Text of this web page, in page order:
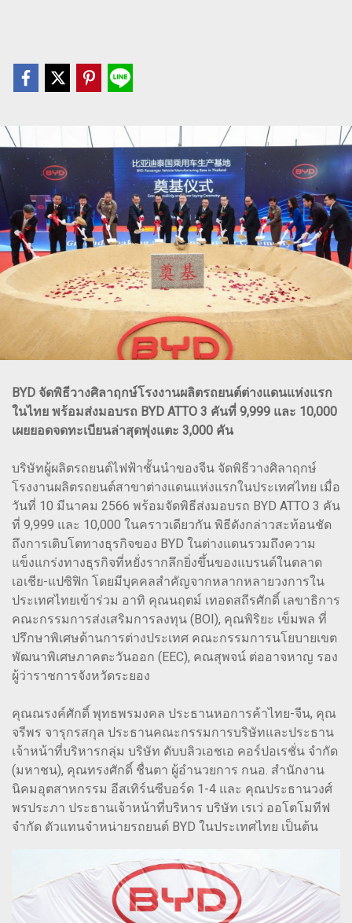
BYD จัดพิธีวางศิลาฤกษ์โรงงานผลิตรถยนต์ต่างแดนแห่งแรก
ในไทย พร้อมส่งมอบรถ BYD ATTO 3 คันที่ 9,999 และ 10,000
เผยยอดจดทะเบียนล่าสุดพุ่งแตะ 3,000 คัน
บริษัทผู้ผลิตรถยนต์ไฟฟ้าชั้นนำของจีน จัดพิธีวางศิลาฤกษ์
โรงงานผลิตรถยนต์สาขาต่างแดนแห่งแรกในประเทศไทย เมื่อ
วันที่ 10 มีนาคม 2566 พร้อมจัดพิธีส่งมอบรถ BYD ATTO 3 คัน
ที่ 9,999 และ 10,000 ในคราวเดียวกัน พิธีดังกล่าวสะท้อนชัด
ถึงการเติบโตทางธุรกิจของ BYD ในต่างแดนรวมถึงความ
แข็งแกร่งทางธุรกิจที่หยั่งรากลึกยิ่งขึ้นของแบรนด์ในตลาด
เอเชีย-แปซิฟิก โดยมีบุคคลสำคัญจากหลากหลายวงการใน
ประเทศไทยเข้าร่วม อาทิ คุณนฤตม์ เทอดสถีรศักดิ์ เลขาธิการ
คณะกรรมการส่งเสริมการลงทุน (BOI), คุณพิริยะ เข็มพล ที่
ปรึกษาพิเศษด้านการต่างประเทศ คณะกรรมการนโยบายเขต
พัฒนาพิเศษภาคตะวันออก (EEC), คณสุพจน์ ต่ออาจหาญ รอง
ผู้ว่าราชการจังหวัดระยอง
คุณณรงค์ศักดิ์ พุทธพรมงคล ประธานหอการค้าไทย-จีน, คุณ
จรีพร จารุกรสกุล ประธานคณะกรรมการบริษัทและประธาน
เจ้าหน้าที่บริหารกลุ่ม บริษัท ดับบลิวเอชเอ คอร์ปอเรชั่น จำกัด
(มหาชน), คุณทรงศักดิ์ ชื่นตา ผู้อำนวยการ กนอ. สำนักงาน
นิคมอุตสาหกรรม อีสเทิร์นซีบอร์ด 1-4 และ คุณประธานวงศ์
พรประภา ประธานเจ้าหน้าที่บริหาร บริษัท เรเว่ ออโตโมทีฟ
จำกัด ตัวแทนจำหน่ายรถยนต์ BYD ในประเทศไทย เป็นต้น